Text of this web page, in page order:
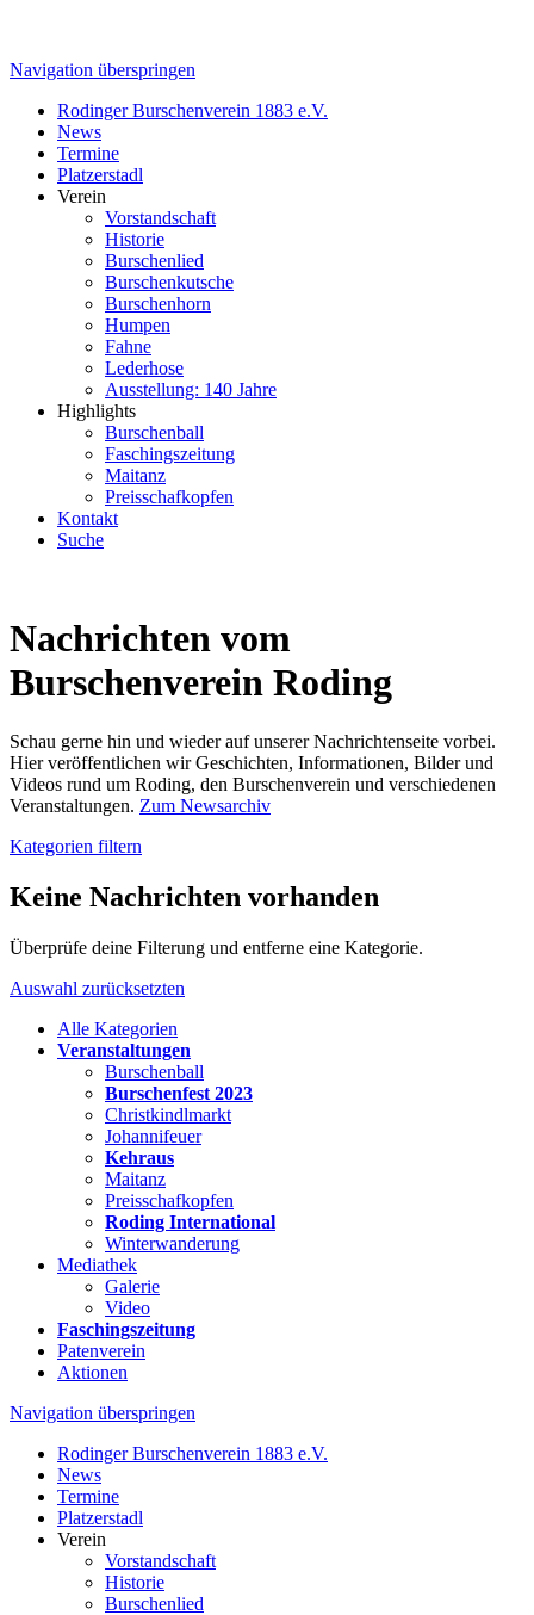
Navigation überspringen
Rodinger Burschenverein 1883 e.V.
News
Termine
Platzerstadl
Verein
Vorstandschaft
Historie
Burschenlied
Burschenkutsche
Burschenhorn
Humpen
Fahne
Lederhose
Ausstellung: 140 Jahre
Highlights
Burschenball
Faschingszeitung
Maitanz
Preisschafkopfen
Kontakt
Suche
Nachrichten vom
Burschenverein Roding
Schau gerne hin und wieder auf unserer Nachrichtenseite vorbei.
Hier veröffentlichen wir Geschichten, Informationen, Bilder und
Videos rund um Roding, den Burschenverein und verschiedenen
Veranstaltungen. Zum Newsarchiv
Kategorien filtern
Keine Nachrichten vorhanden
Überprüfe deine Filterung und entferne eine Kategorie.
Auswahl zurücksetzten
Alle Kategorien
Veranstaltungen
Burschenball
Burschenfest 2023
Christkindlmarkt
Johannifeuer
Kehraus
Maitanz
Preisschafkopfen
Roding International
Winterwanderung
Mediathek
Galerie
Video
Faschingszeitung
Patenverein
Aktionen
Navigation überspringen
Rodinger Burschenverein 1883 e.V.
News
Termine
Platzerstadl
Verein
Vorstandschaft
Historie
Burschenlied